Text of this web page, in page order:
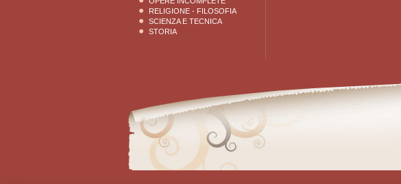
RELIGIONE - FILOSOFIA
SCIENZA E TECNICA
STORIA